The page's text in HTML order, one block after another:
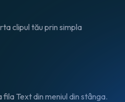
clipul tău prin simpla
Text din meniul din stânga.